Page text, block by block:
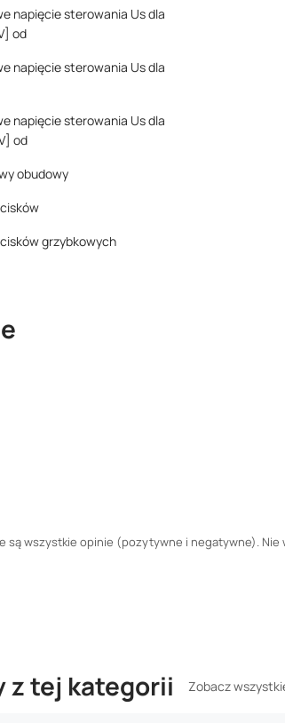
napięcie sterowania Us dla
od
napięcie sterowania Us dla
napięcie sterowania Us dla
od
obudowy
grzybkowych
są wszystkie opinie (pozytywne i negatywne).
z tej kategorii Zobacz